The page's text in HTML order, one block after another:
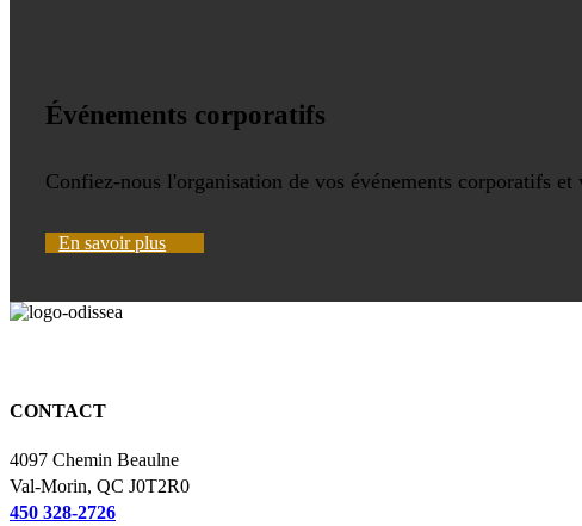
Événements corporatifs
Confiez-nous l'organisation de vos événements corporatifs
En savoir plus
CONTACT
4097 Chemin Beaulne
Val-Morin, QC J0T2R0
450 328-2726